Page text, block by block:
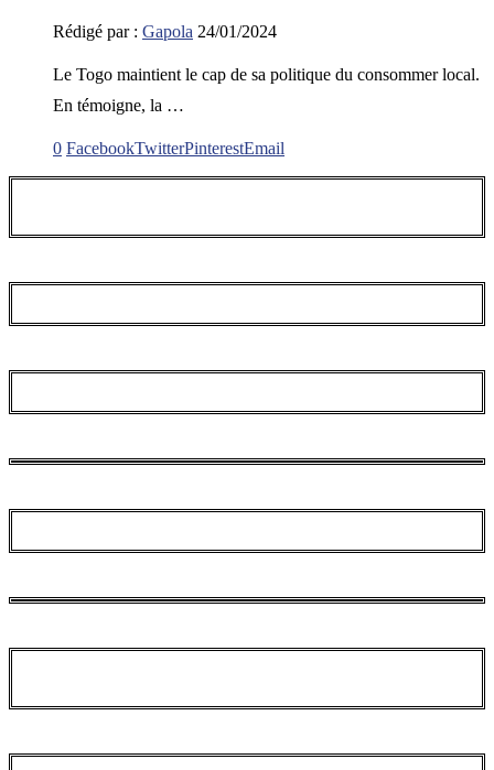
Rédigé par : Gapola 24/01/2024
Le Togo maintient le cap de sa politique du consommer local.
En témoigne, la …
0 FacebookTwitterPinterestEmail